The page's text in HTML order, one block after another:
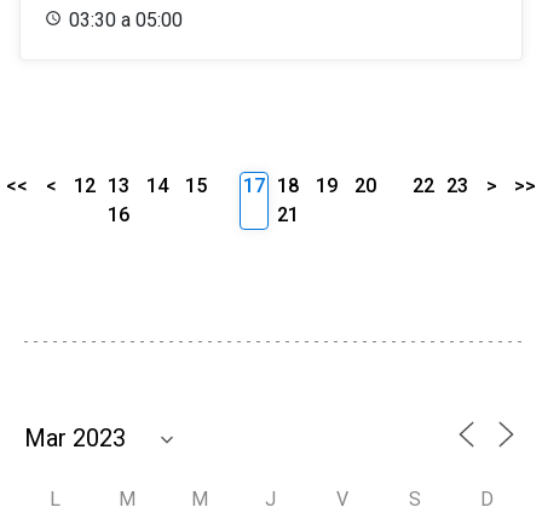
03:30 a 05:00
<< < 12 13 14
15
16
17 18 19
20
21
22 23 > >>
L M M J V S D